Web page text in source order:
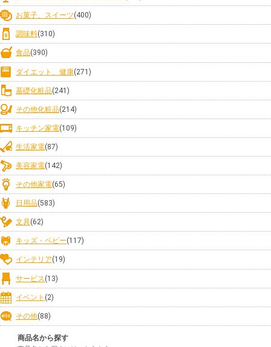
お菓子、スイーツ(400)
調味料(310)
食品(390)
ダイエット、健康(271)
基礎化粧品(241)
その他化粧品(214)
キッチン家電(109)
生活家電(87)
美容家電(142)
その他家電(65)
日用品(583)
文具(62)
キッズ・ベビー(117)
インテリア(19)
サービス (13)
イベント (2)
その他(88)
商品名から探す